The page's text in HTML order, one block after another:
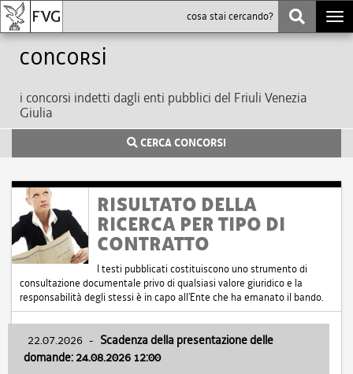
Concorsi
i concorsi indetti dagli enti pubblici del Friuli Venezia
Giulia
CERCA CONCORSI
RISULTATO DELLA
RICERCA PER TIPO DI
CONTRATTO
I testi pubblicati costituiscono uno strumento di
consultazione documentale privo di qualsiasi valore giuridico e la
responsabilità degli stessi è in capo all'Ente che ha emanato il bando.
22.07.2026 - Scadenza della presentazione delle
domande: 24.08.2026 12:00